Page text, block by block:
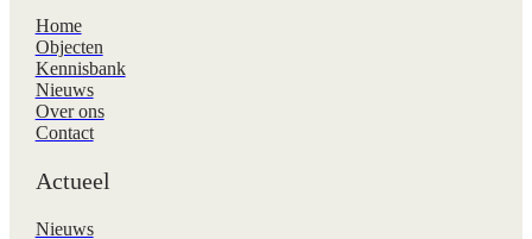
Home
Objecten
Kennisbank
Nieuws
Over ons
Contact
Actueel
Nieuws